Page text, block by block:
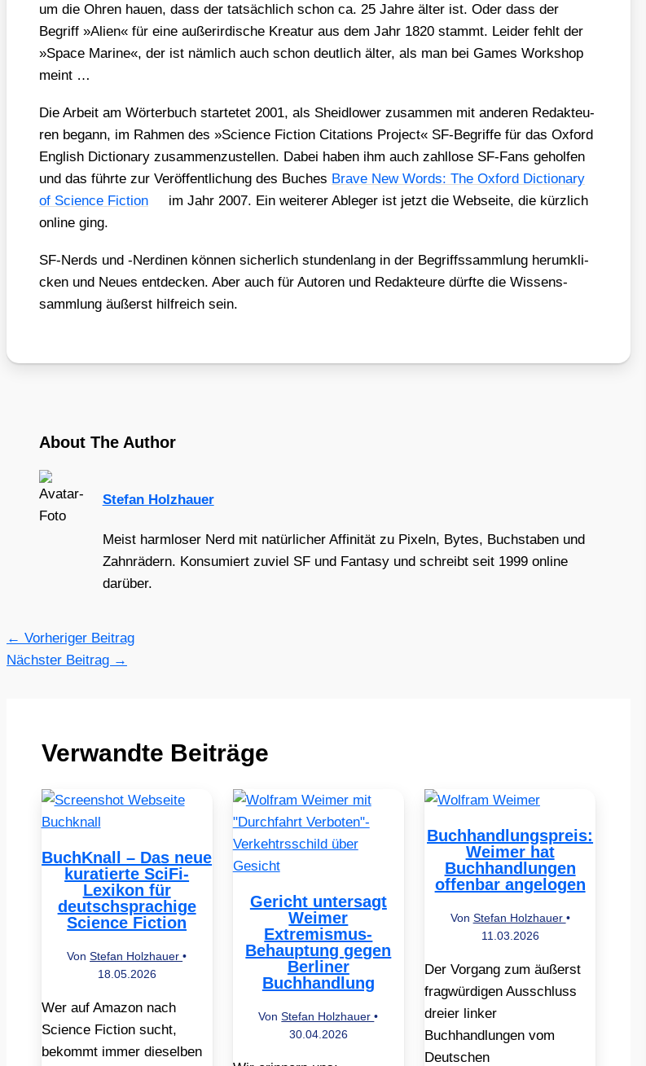
um die Ohren hau­en, dass der tat­säch­lich schon ca. 25 Jah­re älter ist. Oder dass der
Begriff »Ali­en« für eine außer­ir­di­sche Krea­tur aus dem Jahr 1820 stammt. Lei­der fehlt der
»Space Mari­ne«, der ist näm­lich auch schon deut­lich älter, als man bei Games Work­shop
meint …
Die Arbeit am Wör­ter­buch star­te­tet 2001, als Sheid­lower zusam­men mit ande­ren Redak­teu­
ren begann, im Rah­men des »Sci­ence Fic­tion Cita­ti­ons Pro­ject« SF-Begrif­fe für das Oxford
Eng­lish Dic­tion­a­ry zusam­men­zu­stel­len. Dabei haben ihm auch zahl­lo­se SF-Fans gehol­fen
und das führ­te zur Ver­öf­fent­li­chung des Buches Bra­ve New Words: The Oxford Dic­tion­a­ry
of Sci­ence Fic­tion
im Jahr 2007. Ein wei­te­rer Able­ger ist jetzt die Web­sei­te, die kürz­lich
online ging.
SF-Nerds und ‑Ner­di­nen kön­nen sicher­lich stun­den­lang in der Begriffs­samm­lung her­um­kli­
cken und Neu­es ent­de­cken. Aber auch für Autoren und Redak­teu­re dürf­te die Wis­sens­
samm­lung äußerst hilf­reich sein.
About The Author
Stefan Holzhauer
Meist harmloser Nerd mit natürlicher Affinität zu Pixeln, Bytes, Buchstaben und
Zahnrädern. Konsumiert zuviel SF und Fantasy und schreibt seit 1999 online
darüber.
← Vorheriger Beitrag
Nächster Beitrag →
Verwandte Beiträge
BuchKnall – Das neue
kuratierte SciFi-
Lexikon für
deutschsprachige
Science Fiction
VonStefan Holzhauer•
18.05.2026
Wer auf Amazon nach
Science Fiction sucht,
bekommt immer dieselben
Gericht untersagt
Weimer
Extremismus-
Behauptung gegen
Berliner
Buchhandlung
VonStefan Holzhauer•
30.04.2026
Buchhandlungspreis:
Weimer hat
Buchhandlungen
offenbar angelogen
Von Stefan Holzhauer •
11.03.2026
Der Vorgang zum äußerst
fragwürdigen Ausschluss
dreier linker
Buchhandlungen vom
Deutschen